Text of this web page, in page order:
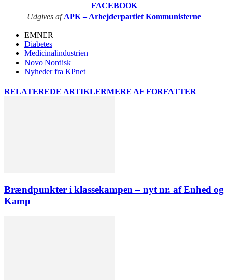
FACEBOOK
Udgives afAPK – Arbejderpartiet Kommunisterne
EMNER
Diabetes
Medicinalindustrien
Novo Nordisk
Nyheder fra KPnet
RELATEREDE ARTIKLERMERE AF FORFATTER
Brændpunkter i klassekampen – nyt nr. af Enhed og
Kamp